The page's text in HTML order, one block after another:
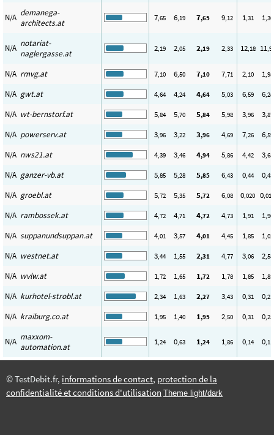
N/A demanega-
architects.at
7,65 6,19 7,65 9,12 1,31 1,30
N/A notariat-
naglergasse.at
2,19 2,05 2,19 2,33 12,18 11
N/A rmvg.at 7,10 6,50 7,10 7,71 2,10 1,95
N/A gwt.at 4,64 4,24 4,64 5,03 6,59 6,24
N/A wt-bernstorf.at 5,84 5,70 5,84 5,98 3,96 3,87
N/A powerserv.at 3,96 3,22 3,96 4,69 7,26 6,59
N/A nws21.at 4,39 3,46 4,94 5,86 4,42 3,65
N/A ganzer-vb.at 5,85 5,28 5,85 6,43 0,44 0,43
N/A groebl.at 5,72 5,35 5,72 6,08 0,020 0,018
N/A rambossek.at 4,72 4,71 4,72 4,73 1,91 1,90
N/A suppanundsuppan.at 4,01 3,57 4,01 4,45 1,85 1,02
N/A westnet.at 3,44 1,55 2,31 4,77 3,06 2,58
N/A wvlw.at 1,72 1,65 1,72 1,78 1,85 1,83
N/A kurhotel-strobl.at 2,34 1,63 2,27 3,43 0,31 0,21
N/A kraiburg.co.at 1,95 1,40 1,95 2,50 0,31 0,25
N/A maxxom-
automation.at
1,24 0,63 1,24 1,86 0,14 0,11
© TestDebit.fr, informations de contact, protection de la
confidentialité et conditions d'utilisation Theme light/dark